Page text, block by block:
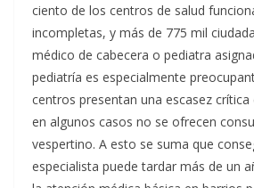
ciento de los centros de salud
incompletas, y más de 775 mil
médico de cabecera o pediatra
pediatría es especialmente
centros presentan una escasez crítica
en algunos casos no se ofrecen
vespertino. A esto se suma que
especialista puede tardar más de un